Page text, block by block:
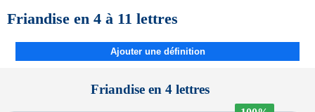
Friandise en 4 à 11 lettres
Ajouter une définition
Friandise en 4 lettres